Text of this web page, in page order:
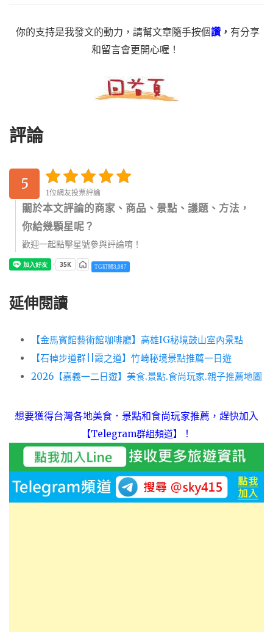
你的支持是我發文的動力，請幫文章隨手按個讚 ， 有分享
和留言會更開心喔！
評論
5
1位網友投票評論
關於本文評論的商家、商品、景點、議題、方法，
你給幾顆星呢？
歡迎一起點擊星號參與評論唷！
TG訂閱3,087
延伸閱讀
【金馬賓館藝術館咖啡廳】高雄IG秘境鼓山室內景點
【石棹步道群||霞之道】竹崎秘境景點推薦一日遊
2026【嘉義一二日遊】美食.景點.食尚玩家.親子推薦地圖
想要獲得台灣各地美食．景點和食尚玩家推薦，趕快加入
【Telegram群組頻道】 ！